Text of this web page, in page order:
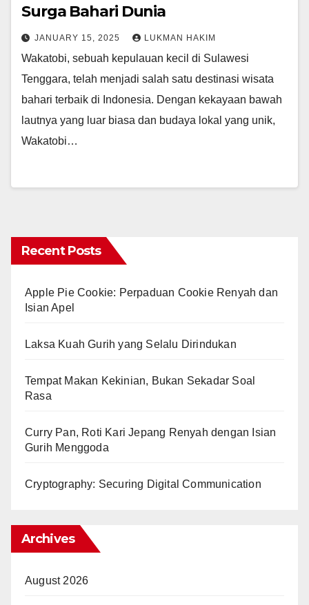
Surga Bahari Dunia
JANUARY 15, 2025 LUKMAN HAKIM
Wakatobi, sebuah kepulauan kecil di Sulawesi
Tenggara, telah menjadi salah satu destinasi wisata
bahari terbaik di Indonesia. Dengan kekayaan bawah
lautnya yang luar biasa dan budaya lokal yang unik,
Wakatobi…
Recent Posts
Apple Pie Cookie: Perpaduan Cookie Renyah dan
Isian Apel
Laksa Kuah Gurih yang Selalu Dirindukan
Tempat Makan Kekinian, Bukan Sekadar Soal
Rasa
Curry Pan, Roti Kari Jepang Renyah dengan Isian
Gurih Menggoda
Cryptography: Securing Digital Communication
Archives
August 2026